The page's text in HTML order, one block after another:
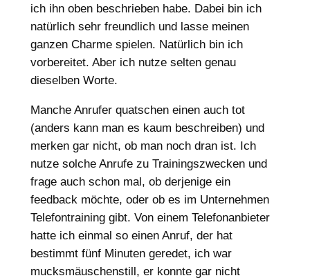
ich ihn oben beschrieben habe. Dabei bin ich
natürlich sehr freundlich und lasse meinen
ganzen Charme spielen. Natürlich bin ich
vorbereitet. Aber ich nutze selten genau
dieselben Worte.
Manche Anrufer quatschen einen auch tot
(anders kann man es kaum beschreiben) und
merken gar nicht, ob man noch dran ist. Ich
nutze solche Anrufe zu Trainingszwecken und
frage auch schon mal, ob derjenige ein
feedback möchte, oder ob es im Unternehmen
Telefontraining gibt. Von einem Telefonanbieter
hatte ich einmal so einen Anruf, der hat
bestimmt fünf Minuten geredet, ich war
mucksmäuschenstill, er konnte gar nicht